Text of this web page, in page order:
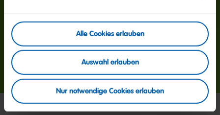
Alle Cookies erlauben
Auswahl erlauben
Nur notwendige Cookies erlauben
Original-Rezepte und strenge Kontrollen: Es zählt vor
About us - Quality